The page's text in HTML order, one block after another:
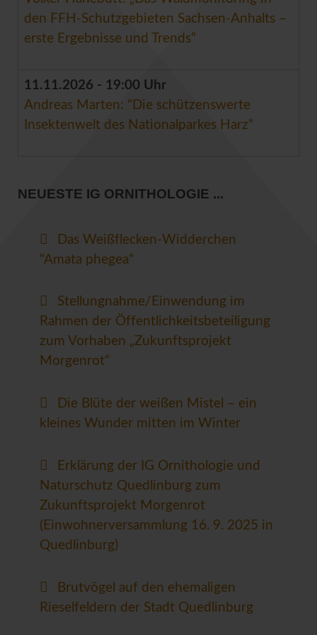
den FFH-Schutzgebieten Sachsen-Anhalts –
erste Ergebnisse und Trends“
11.11.2026 - 19:00 Uhr
Andreas Marten: "Die schützenswerte
Insektenwelt des Nationalparkes Harz“
NEUESTE IG ORNITHOLOGIE ...
Das Weißflecken-Widderchen
"Amata phegea"
Stellungnahme/Einwendung im
Rahmen der Öffentlichkeitsbeteiligung
zum Vorhaben „Zukunftsprojekt
Morgenrot“
Die Blüte der weißen Mistel – ein
kleines Wunder mitten im Winter
Erklärung der IG Ornithologie und
Naturschutz Quedlinburg zum
Zukunftsprojekt Morgenrot
(Einwohnerversammlung 16. 9. 2025 in
Quedlinburg)
Brutvögel auf den ehemaligen
Rieselfeldern der Stadt Quedlinburg